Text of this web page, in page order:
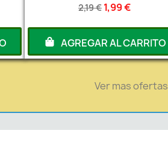
2,19 € 1,99 €
AGREGAR AL CARRITO
Ver mas ofertas